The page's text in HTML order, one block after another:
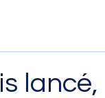
lancé,